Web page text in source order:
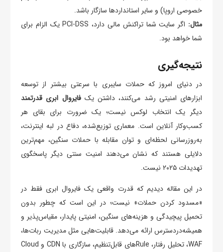
خصوصی اروپا) و سایر استانداردها سازگار باشد.
مثال:
اگر سایت شما تراکنش مالی دارد، PCI-DSS یک الزام برای
شما خواهد بود.
نتیجه‌گیری
در دنیای امروز که حملات سایبری با سرعتی بیشتر از توسعه
ابزارهای امنیتی رشد می‌کنند، داشتن یکفایروال ابری قدرتمند
دیگر یک انتخاب لوکس نیست؛ یک ضرورت برای بقای هر
کسب‌وکار آنلاین است. معماری توزیع‌شده، دفاع در لبه اینترنت،
به‌روزرسانی لحظه‌ای و توان مقابله با حملات سنگین، مهم‌ترین
دلایلی هستند که نشان می‌دهند امنیت سنتی دیگر پاسخگوی
تهدیدات ۲۰۲۵ نیست.
در این مقاله دیدیم که قدرت واقعی یک فایروال ابری فقط در
«مسدود کردن حملات» نیست؛ در این است که چطور بدون
تحمیل پیچیدگی و هزینه‌های سنگین، امنیتی پایدار، مقیاس‌پذیر و
همیشه‌در‌دسترس ارائه می‌دهد. قابلیت‌هایی مثل مدیریت ربات‌ها،
WAF، تحلیل رفتار، Ruleهای قابل‌تنظیم، سازگاری با CDN و Cloud